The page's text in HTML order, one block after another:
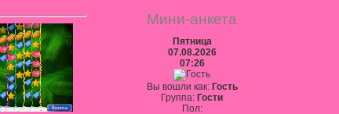
Мини-анкета
Пятница
07.08.2026
07:26
Вы вошли как: Гость
Группа: Гости
Пол: